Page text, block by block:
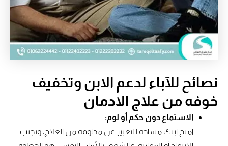
نصائح للآباء لدعم الابن وتخفيف
خوفه من علاج الادمان
الاستماع دون حكم أو لوم:
امنح ابنك مساحة للتعبير عن مخاوفه من العلاج، وتجنب